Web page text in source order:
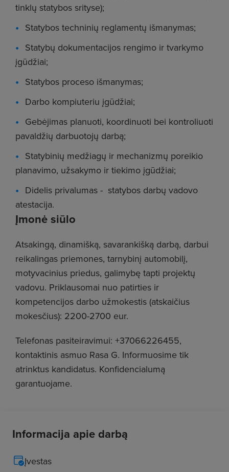
tinklų statybos srityse);
Statybos techninių reglamentų išmanymas;
Statybų dokumentacijos rengimo ir tvarkymo
įgūdžiai;
Statybos proceso išmanymas;
Darbo kompiuteriu įgūdžiai;
Gebėjimas planuoti, koordinuoti bei kontroliuoti
pavaldžių darbuotojų darbą;
Statybinių medžiagų ir mechanizmų poreikio
planavimo, užsakymo ir tiekimo įgūdžiai;
Didelis privalumas - statybos darbų vadovo
atestacija.
Įmonė siūlo
Atsakingą, dinamišką, savarankišką darbą, darbui
reikalingas priemones, tarnybinį automobilį,
motyvacinius priedus, galimybę tapti projektų
vadovu. Priklausomai nuo patirties ir
kompetencijos darbo užmokestis (atskaičius
mokesčius): 2200-2700 eur.
Telefonas pasiteiravimui: +37066226455,
kontaktinis asmuo Rasa G. Informuosime tik
atrinktus kandidatus. Konfidencialumą
garantuojame.
Informacija apie darbą
Įvestas